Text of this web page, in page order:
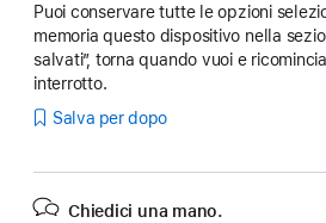
Puoi conservare tutte le opzioni
memoria questo dispositivo nella
salvati”, torna quando vuoi e
interrotto.
Salva per dopo
Chiedici una mano.